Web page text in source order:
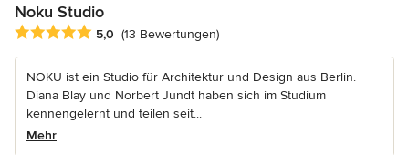
Noku Studio
Durchschnittliche Bewertung: 5 von 5 Sternen
5,0 (13 Bewertungen)
NOKU ist ein Studio für Architektur und Design aus Berlin.
Diana Blay und Norbert Jundt haben sich im Studium
kennengelernt und teilen seit...
Mehr